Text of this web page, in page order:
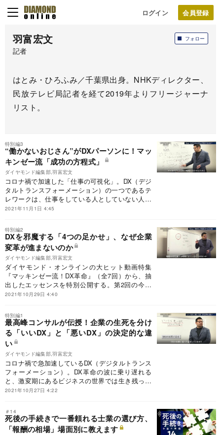
ログイン
フォロー
羽富宏文
記者
はとみ・ひろふみ／千葉県出身。NHKディレクター、
民放テレビ局記者を経て2019年よりフリージャーナ
リスト。
特別編3
“働かないおじさん”がDXパーソンに！マッ
キンゼー流「成功の方程式」
ダイヤモンド編集部,羽富宏文
コロナ禍で加速した「仕事の可視化」。DX（デジ
タルトランスフォーメーション）の一つであるテ
レワークは、仕事をしている人としていない人を
くっきりとあぶり出した。企業内で吹きだまる“働
くなる状況になっている。ただ、その多くはかつ
て現場でバリバリ活躍したビジネスパーソンた
ち。そこで、世界最高峰の戦略系コンサルティン
グ会社、マッキンゼーが『ダイヤモンド・オンラ
イン』で公開している「DX成功方程式」を参考
に、働かないおじさんからDXパーソンへの進化の
道を探っていこう。
2021年11月1日 4:45
特別編2
DXを邪魔する「4つの足かせ」、なぜ企業
変革が進まないのか
ダイヤモンド編集部,羽富宏文
ダイヤモンド・オンラインの大ヒット動画特集
『マッキンゼー流！DX革命』（全7回）から、抽
出したエッセンスを特別公開する。第2回の今回
は、DXの阻害要因に焦点を当てる。コロナ禍で加
も導入が急がれるが、まだまだ他人事の企業も多
い。なかなかDXが進まない背景には、日本企業に
特有なDX革命を邪魔する足かせもあるようだ。
2021年10月29日 4:40
特別編1
最高峰コンサルが伝授！企業の生死を分け
る「いいDX」と「悪いDX」の決定的な違
い
ダイヤモンド編集部,羽富宏文
コロナ禍で急加速しているDX（デジタルトランス
フォーメーション）。DX革命の波に乗り遅れる
と、激変期にあるビジネスの世界では生き残って
いけないだろう。特に資金力の乏しい中小企業は
会社を死なせずに済む。世界最高峰の戦略コンサ
ルの「DX成功方程式」を動画で公開！
2021年10月27日 4:22
＃14
死後の手続きで一番頼れる士業の選び方、
「報酬の相場」場面別に教えます